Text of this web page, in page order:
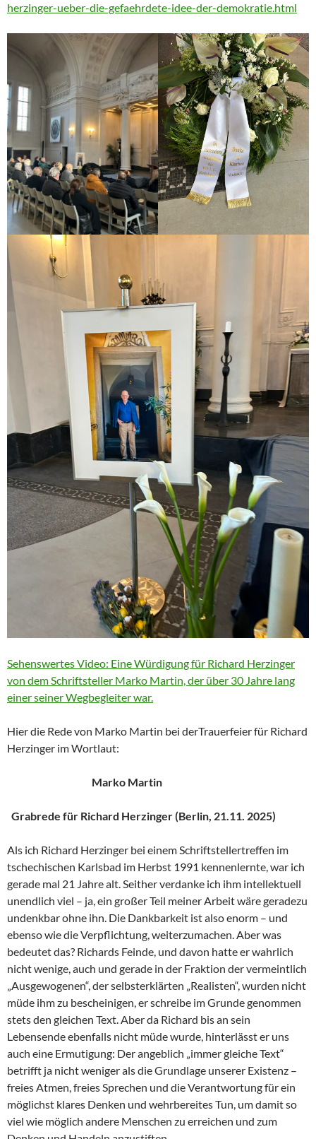
herzinger-ueber-die-gefaehrdete-idee-der-demokratie.html
Sehenswertes Video: Eine Würdigung für Richard Herzinger
von dem Schriftsteller Marko Martin, der über 30 Jahre lang
einer seiner Wegbegleiter war.
Hier die Rede von Marko Martin bei derTrauerfeier für Richard
Herzinger im Wortlaut:
Marko Martin
Grabrede für Richard Herzinger (Berlin, 21.11. 2025)
Als ich Richard Herzinger bei einem Schriftstellertreffen im
tschechischen Karlsbad im Herbst 1991 kennenlernte, war ich
gerade mal 21 Jahre alt. Seither verdanke ich ihm intellektuell
unendlich viel – ja, ein großer Teil meiner Arbeit wäre geradezu
undenkbar ohne ihn. Die Dankbarkeit ist also enorm – und
ebenso wie die Verpflichtung, weiterzumachen. Aber was
bedeutet das? Richards Feinde, und davon hatte er wahrlich
nicht wenige, auch und gerade in der Fraktion der vermeintlich
„Ausgewogenen“, der selbsterklärten „Realisten“, wurden nicht
müde ihm zu bescheinigen, er schreibe im Grunde genommen
stets den gleichen Text. Aber da Richard bis an sein
Lebensende ebenfalls nicht müde wurde, hinterlässt er uns
auch eine Ermutigung: Der angeblich „immer gleiche Text“
betrifft ja nicht weniger als die Grundlage unserer Existenz –
freies Atmen, freies Sprechen und die Verantwortung für ein
möglichst klares Denken und wehrbereites Tun, um damit so
viel wie möglich andere Menschen zu erreichen und zum